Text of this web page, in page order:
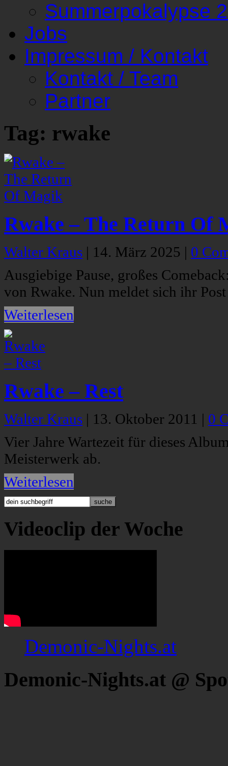
Summerpokalypse
Jobs
Impressum / Kontakt
Kontakt / Team
Partner
Tag: rwake
Rwake – The Return Of
Walter Kraus | 14. März 2025 | 0
Ausgiebige Pause, großes
von Rwake. Nun meldet sich ihr
Weiterlesen
Rwake – Rest
Walter Kraus | 13. Oktober 2011 | 0
Vier Jahre Wartezeit für dieses
Meisterwerk ab.
Weiterlesen
Videoclip der Woche
Demonic-Nights.at
Demonic-Nights.at @